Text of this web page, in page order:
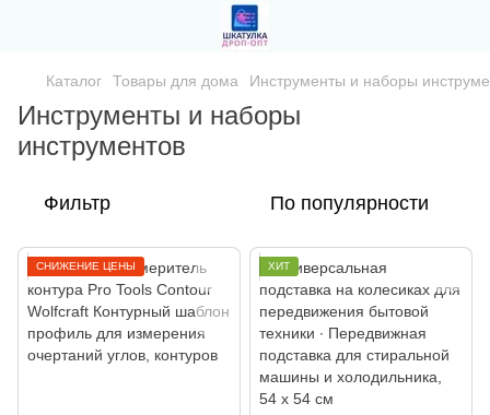
Каталог Товары для дома Инструменты и наборы
Инструменты и наборы
инструментов
Фильтр По популярности
СНИЖЕНИЕ ЦЕНЫ ХИТ